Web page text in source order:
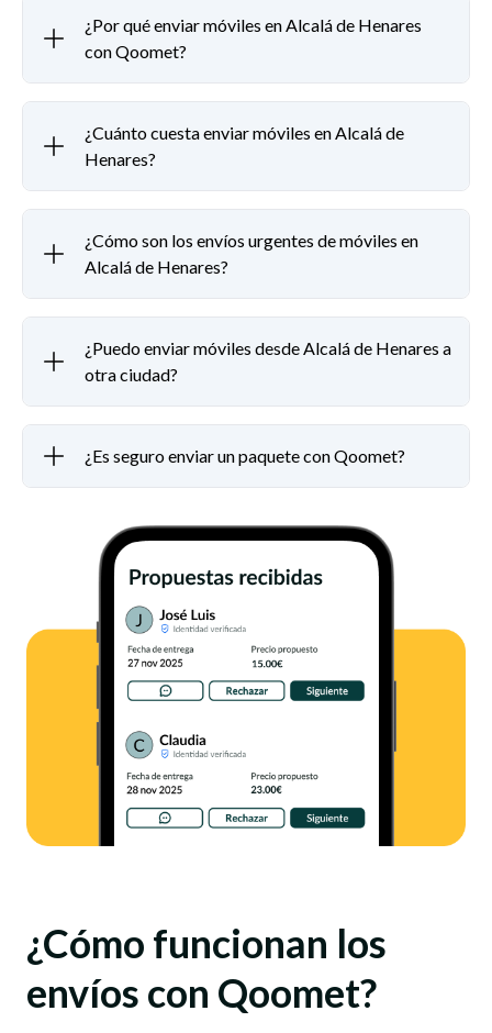
¿Por qué enviar móviles en Alcalá de Henares
con Qoomet?
¿Cuánto cuesta enviar móviles en Alcalá de
Henares?
¿Cómo son los envíos urgentes de móviles en
Alcalá de Henares?
¿Puedo enviar móviles desde Alcalá de Henares a
otra ciudad?
¿Es seguro enviar un paquete con Qoomet?
¿Cómo funcionan los
envíos con Qoomet?